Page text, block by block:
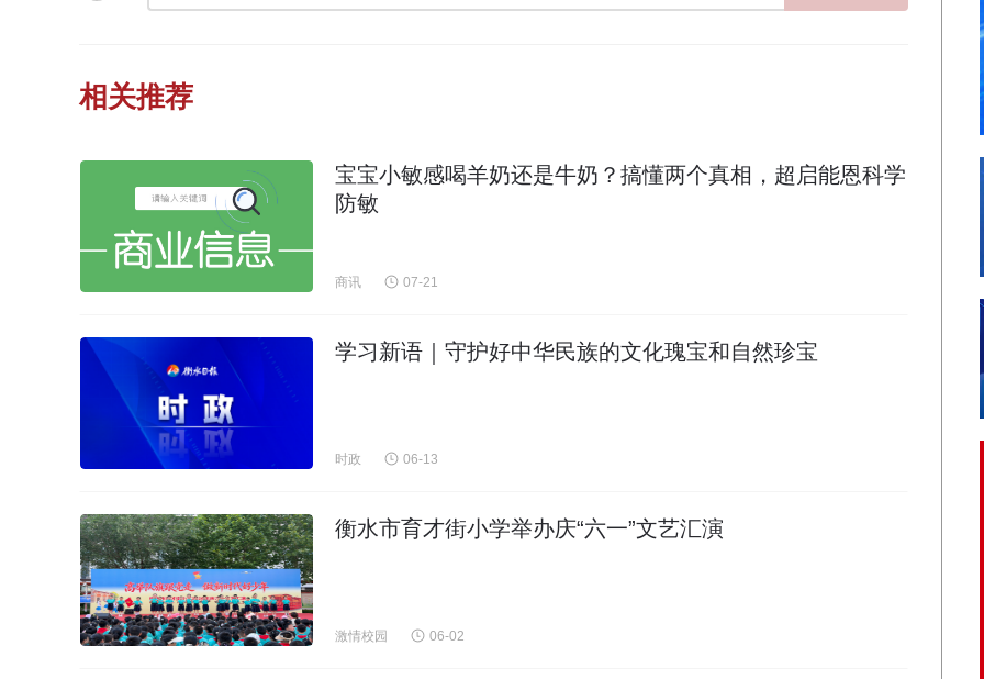
相关推荐
宝宝小敏感喝羊奶还是牛奶？搞懂两个真相，超启能恩科学
防敏
商讯 07-21
学习新语｜守护好中华民族的文化瑰宝和自然珍宝
时政 06-13
衡水市育才街小学举办庆“六一”文艺汇演
激情校园 06-02